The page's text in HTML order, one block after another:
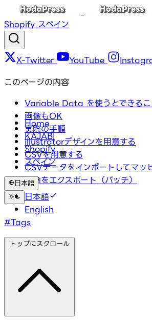
Shopify スペイン
X-Twitter YouTube
Home
KAJABI
Shopify
スペイン
日本語
日本語
English
このページの内容
Variable Data を使うとできる
画像もOK
実際の手順
illustratorデザインを用意する
CSVを用意する
CSVデータをインポートしてマッ
画像をエクスポート（バッチ）
タグ
#Tags
トップにスクロール